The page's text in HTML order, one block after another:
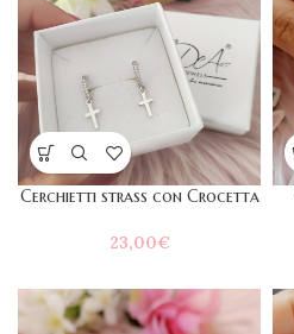
Cerchietti strass con Crocetta
23,00€